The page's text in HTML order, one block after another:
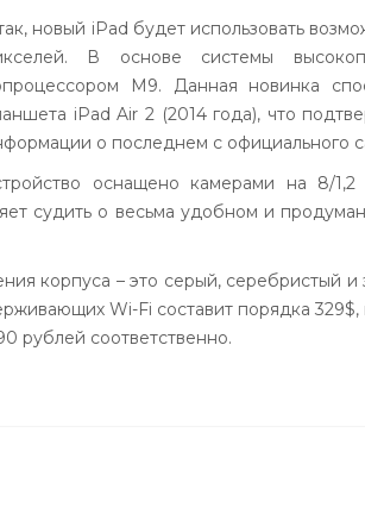
новый iPad будет использовать
В основе системы
М9. Данная новинка
iPad Air 2 (2014 года), что
о последнем с официального
оснащено камерами на 8/
судить о весьма удобном и
корпуса – это серый, серебристый
Wi-Fi составит порядка
рублей соответственно.